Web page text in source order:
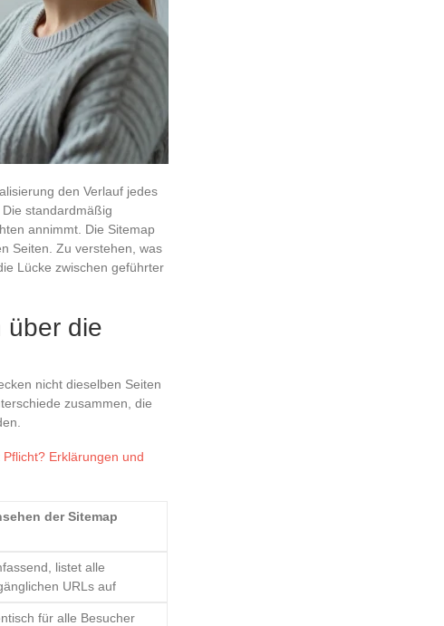
den Verlauf jedes
standardmäßig
annimmt. Die Sitemap
Seiten. Zu verstehen, was
Lücke zwischen geführter
über die
nicht dieselben Seiten
zusammen, die
Erklärungen und
der Sitemap
listet alle
URLs auf
für alle Besucher